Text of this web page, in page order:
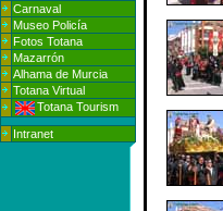
Carnaval
Museo Policía
Fotos Totana
Mazarrón
Alhama de Murcia
Totana Virtual
Totana Tourism
Intranet